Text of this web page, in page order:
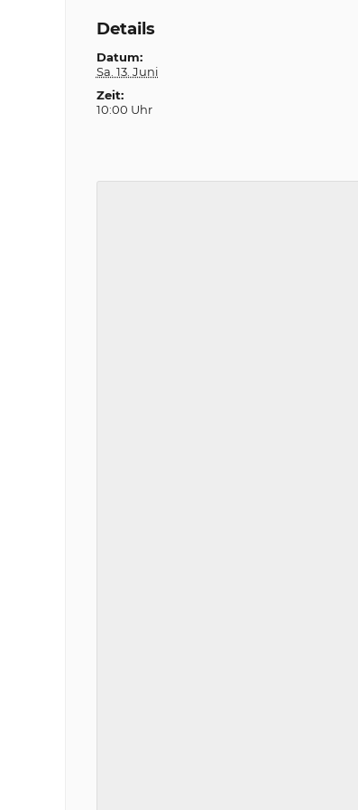
Details
Datum:
Sa. 13. Juni
Zeit:
10:00 Uhr